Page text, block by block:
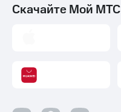
Скачайте Мой МТС